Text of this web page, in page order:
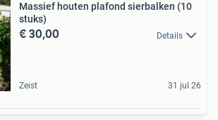
Massief houten plafond sierbalken (10
stuks)
€ 30,00 Details
Zeist 31 jul 26